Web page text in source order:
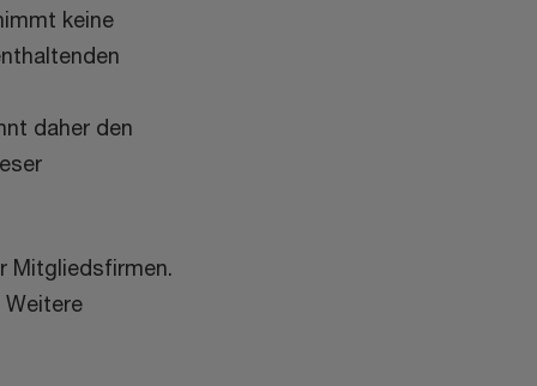
keine
daher den
Mitgliedsfirmen.